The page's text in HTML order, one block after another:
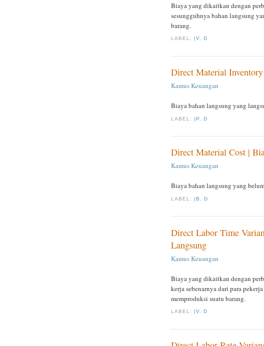
Biaya yang dikaitkan dengan
sesungguhnya bahan langsung
barang.
LABEL: |V, D
Direct Material
Kamus Keuangan
Biaya bahan langsung yang
LABEL: |P ,D
Direct Material Cost |
Kamus Keuangan
Biaya bahan langsung yang
LABEL: |B ,D
Direct Labor Time
Langsung
Kamus Keuangan
Biaya yang dikaitkan dengan
kerja sebenarnya dari para
memproduksi suatu barang.
LABEL: |V, D